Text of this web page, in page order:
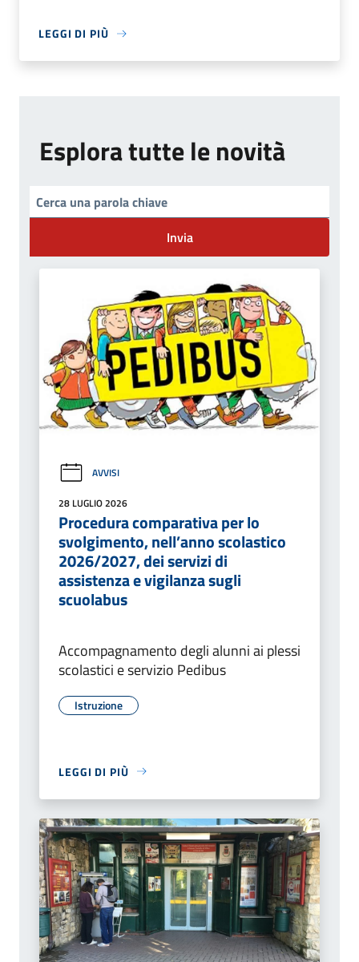
LEGGI DI PIÙ
Esplora tutte le novità
Invia
AVVISI
28 LUGLIO 2026
Procedura comparativa per lo
svolgimento, nell’anno scolastico
2026/2027, dei servizi di
assistenza e vigilanza sugli
scuolabus
Accompagnamento degli alunni ai plessi
scolastici e servizio Pedibus
Istruzione
LEGGI DI PIÙ